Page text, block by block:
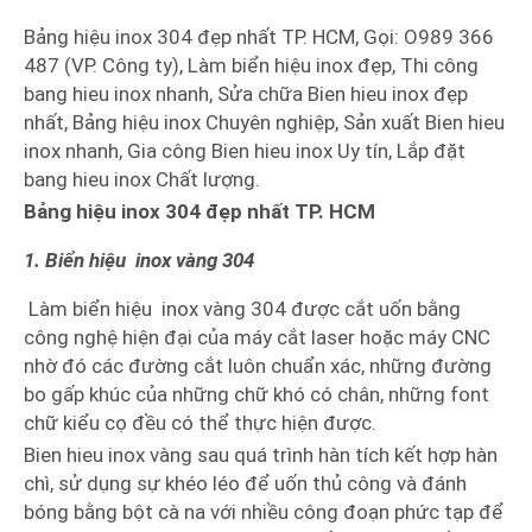
Bảng hiệu inox 304 đẹp nhất TP. HCM, Gọi: O989 366
487 (VP. Công ty), Làm biển hiệu inox đẹp, Thi công
bang hieu inox nhanh, Sửa chữa Bien hieu inox đẹp
nhất, Bảng hiệu inox Chuyên nghiệp, Sản xuất Bien hieu
inox nhanh, Gia công Bien hieu inox Uy tín, Lắp đặt
bang hieu inox Chất lượng.
Bảng hiệu inox 304 đẹp nhất TP. HCM
1. Biển hiệu inox vàng 304
Làm biển hiệu inox vàng 304 được cắt uốn bằng
công nghệ hiện đại của máy cắt laser hoặc máy CNC
nhờ đó các đường cắt luôn chuẩn xác, những đường
bo gấp khúc của những chữ khó có chân, những font
chữ kiểu cọ đều có thể thực hiện được.
Bien hieu inox vàng sau quá trình hàn tích kết hợp hàn
chì, sử dụng sự khéo léo để uốn thủ công và đánh
bóng bằng bột cà na với nhiều công đoạn phức tạp để